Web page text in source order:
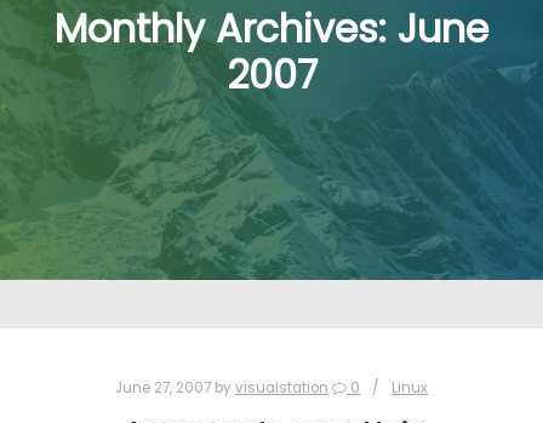
Monthly Archives: June
2007
June 27, 2007 by visualstation 0 Linux